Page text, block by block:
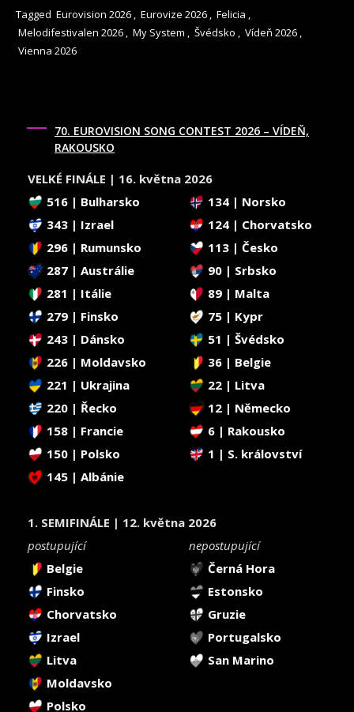
Tagged Eurovision 2026 , Eurovize 2026 , Felicia ,
Melodifestivalen 2026 , My System , Švédsko , Vídeň 2026 ,
Vienna 2026
70. EUROVISION SONG CONTEST 2026 – VÍDEŇ,
RAKOUSKO
VELKÉ FINÁLE | 16. května 2026
516 | Bulharsko
134 | Norsko
343 | Izrael
124 | Chorvatsko
296 | Rumunsko
113 | Česko
287 | Austrálie
90 | Srbsko
281 | Itálie
89 | Malta
279 | Finsko
75 | Kypr
243 | Dánsko
51 | Švédsko
226 | Moldavsko
36 | Belgie
221 | Ukrajina
22 | Litva
220 | Řecko
12 | Německo
158 | Francie
6 | Rakousko
150 | Polsko
1 | S. království
145 | Albánie
1. SEMIFINÁLE | 12. května 2026
postupující
nepostupující
Belgie
Černá Hora
Finsko
Estonsko
Chorvatsko
Gruzie
Izrael
Portugalsko
Litva
San Marino
Moldavsko
Polsko